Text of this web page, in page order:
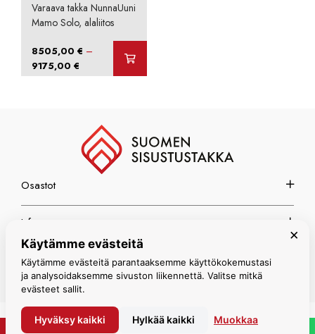
Varaava takka NunnaUuni
Mamo Solo, alaliitos
8505,00€ –
9175,00€ Hintaluokka:
8505,00 €
Osastot
Info
Espoon myymälä
© Suomen Sisustustakka 2026
×
Käytämme evästeitä
Käytämme evästeitä parantaaksemme käyttökokemustasi
ja analysoidaksemme sivuston liikennettä. Valitse mitkä
evästeet sallit.
Hyväksy kaikki Hylkää kaikki Muokkaa